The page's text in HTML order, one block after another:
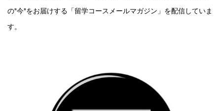
の"今"をお届けする「留学コースメールマガジン」を配信していま
す。